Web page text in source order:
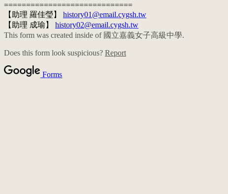
=============================
【助理 羅佳瑩】 history01@email.cygsh.tw
【助理 成瑜】 history02@email.cygsh.tw
This form was created inside of 國立嘉義女子高級中學.
Does this form look suspicious? Report
Forms